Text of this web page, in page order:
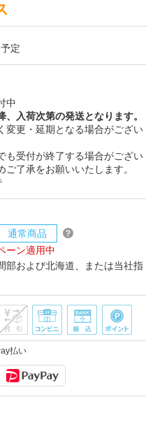
定
中
入荷次第の発送となります。
変更・延期となる場合がござい
も受付が終了する場合がござい
ご了承をお願いいたします。
通常商品
ーン適用中
部および北海道、または当社指
払い